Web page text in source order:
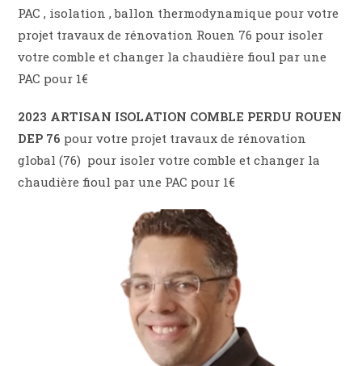
PAC , isolation , ballon thermodynamique pour votre
projet travaux de rénovation Rouen 76 pour isoler
votre comble et changer la chaudière fioul par une
PAC pour 1€
2023 ARTISAN ISOLATION COMBLE PERDU ROUEN
DEP 76 pour votre projet travaux de rénovation
global (76) pour isoler votre comble et changer la
chaudière fioul par une PAC pour 1€